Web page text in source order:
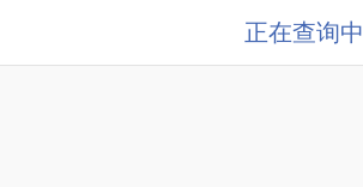
正在查询中